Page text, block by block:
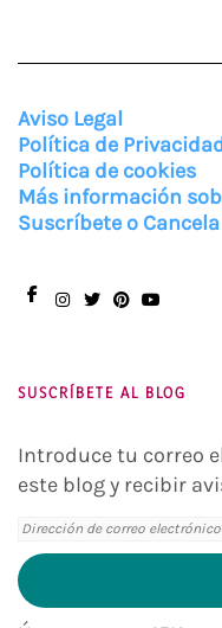
Aviso Legal
Política de
Política de cookies
Más información
Suscríbete o
SUSCRÍBETE AL BLOG
Introduce tu correo
este blog y recibir
Dirección
de
correo
electrónico